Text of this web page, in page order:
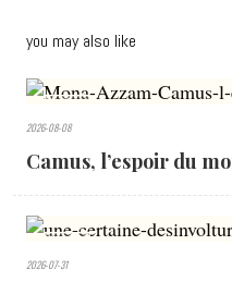
you may also like
VIEWS
2026-08-08
Camus, l’espoir du
VIEWS
2026-07-31